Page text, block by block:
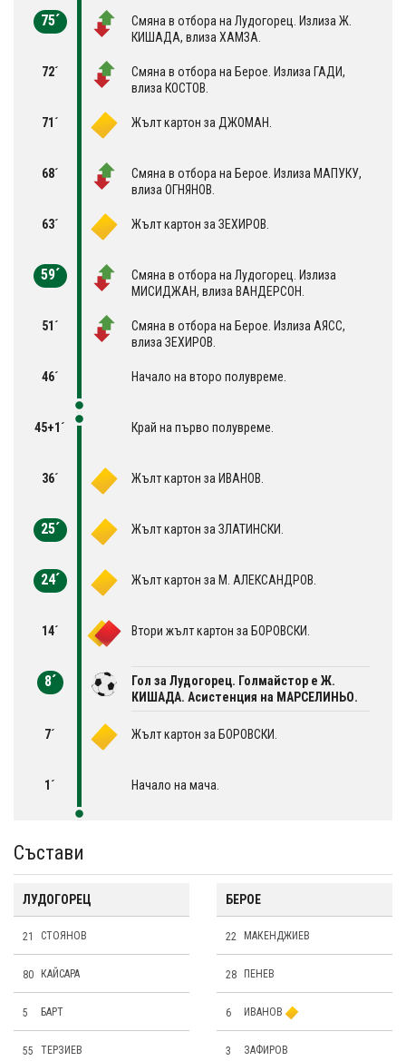
75´
Смяна в отбора на Лудогорец. Излиза Ж.
КИШАДА, влиза ХАМЗА.
72´
Смяна в отбора на Берое. Излиза ГАДИ,
влиза КОСТОВ.
71´ Жълт картон за ДЖОМАН.
68´
Смяна в отбора на Берое. Излиза МАПУКУ,
влиза ОГНЯНОВ.
63´ Жълт картон за ЗЕХИРОВ.
59´
Смяна в отбора на Лудогорец. Излиза
МИСИДЖАН, влиза ВАНДЕРСОН.
51´
Смяна в отбора на Берое. Излиза АЯСС,
влиза ЗЕХИРОВ.
46´ Начало на второ полувреме.
45+1´ Край на първо полувреме.
36´ Жълт картон за ИВАНОВ.
25´ Жълт картон за ЗЛАТИНСКИ.
24´ Жълт картон за М. АЛЕКСАНДРОВ.
14´ Втори жълт картон за БОРОВСКИ.
8´
Гол за Лудогорец. Голмайстор е Ж.
КИШАДА. Асистенция на МАРСЕЛИНЬО.
7´ Жълт картон за БОРОВСКИ.
1´ Начало на мача.
Състави
ЛУДОГОРЕЦ
21 СТОЯНОВ
80 КАЙСАРА
5 БАРТ
55 ТЕРЗИЕВ
БЕРОЕ
22 МАКЕНДЖИЕВ
28 ПЕНЕВ
6 ИВАНОВ
3 ЗАФИРОВ